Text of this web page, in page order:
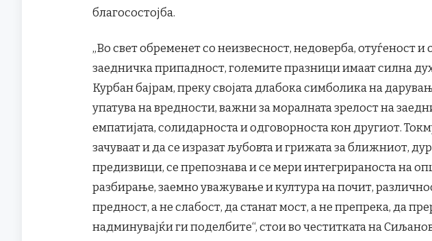
благосостојба.
„Во свет обременет со неизвесност, недоверба, отуѓеност и
заедничка припадност, големите празници имаат силна
Курбан бајрам, преку својата длабока симболика на
упатува на вредности, важни за моралната зрелост на
емпатијата, солидарноста и одговорноста кон другиот.
зачуваат и да се изразат љубовта и грижата за ближниот,
предизвици, се препознава и се мери интегрираноста на
разбирање, заемно уважување и култура на почит,
предност, а не слабост, да станат мост, а не препрека, да
надминувајќи ги поделбите“, стои во честитката на